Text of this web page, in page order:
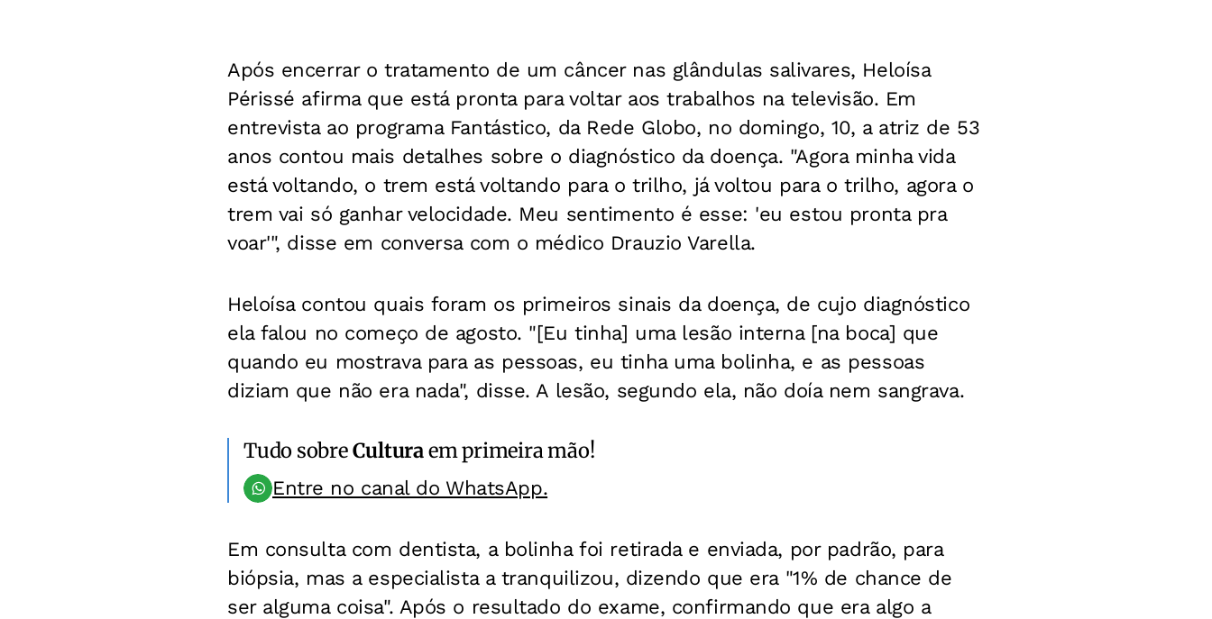
Após encerrar o tratamento de um câncer nas glândulas salivares, Heloísa
Périssé afirma que está pronta para voltar aos trabalhos na televisão. Em
entrevista ao programa Fantástico, da Rede Globo, no domingo, 10, a atriz de 53
anos contou mais detalhes sobre o diagnóstico da doença. "Agora minha vida
está voltando, o trem está voltando para o trilho, já voltou para o trilho, agora o
trem vai só ganhar velocidade. Meu sentimento é esse: 'eu estou pronta pra
voar'", disse em conversa com o médico Drauzio Varella.
Heloísa contou quais foram os primeiros sinais da doença, de cujo diagnóstico
ela falou no começo de agosto. "[Eu tinha] uma lesão interna [na boca] que
quando eu mostrava para as pessoas, eu tinha uma bolinha, e as pessoas
diziam que não era nada", disse. A lesão, segundo ela, não doía nem sangrava.
Tudo sobreCulturaem primeira mão!
Entre no canal do WhatsApp.
Em consulta com dentista, a bolinha foi retirada e enviada, por padrão, para
biópsia, mas a especialista a tranquilizou, dizendo que era "1% de chance de
ser alguma coisa". Após o resultado do exame, confirmando que era algo a